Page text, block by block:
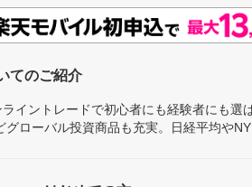
てのご紹介
イントレードで初心者にも経験者にも
ローバル投資商品も充実。日経平均や